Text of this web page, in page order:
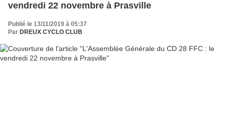
vendredi 22 novembre à Prasville
Publié le 13/11/2019 à 05:37
Par DREUX CYCLO CLUB